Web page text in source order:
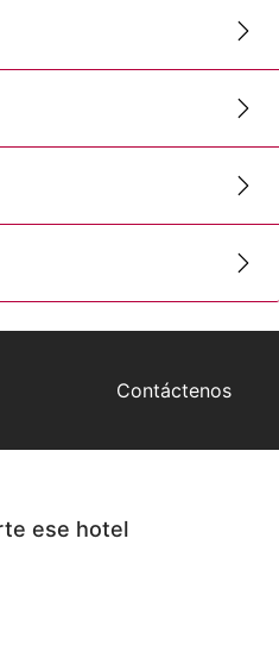
Contáctenos
ese hotel